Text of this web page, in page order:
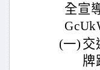
全宣
(一) 交
牌